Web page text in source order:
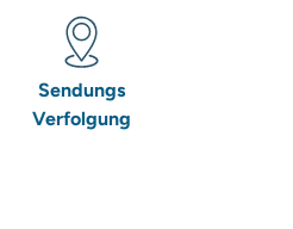
Sendungs
Verfolgung